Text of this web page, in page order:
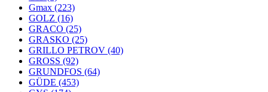
Gmax (223)
GOLZ (16)
GRACO (25)
GRASKO (25)
GRILLO PETROV (40)
GROSS (92)
GRUNDFOS (64)
GÜDE (453)